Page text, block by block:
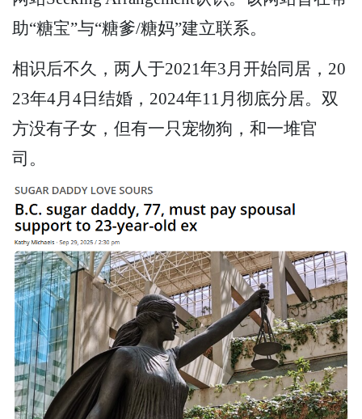
助“糖宝”与“糖爹/糖妈”建立联系。
相识后不久，两人于2021年3月开始同居，20
23年4月4日结婚，2024年11月彻底分居。双
方没有子女，但有一只宠物狗，和一堆官
司。